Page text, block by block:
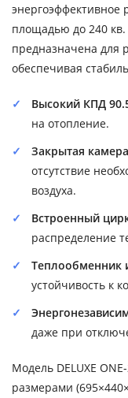
площадью до 240 кв.
предназначена для
обеспечивая
Высокий КПД
на отопление.
Закрытая
отсутствие
воздуха.
Встроенный
распределение
Теплообменник
устойчивость к
даже при
Модель DELUXE
размерами